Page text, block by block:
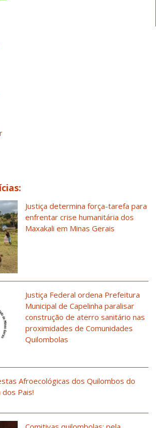
Justiça determina força-tarefa para
enfrentar crise humanitária dos
Maxakali em Minas Gerais
Justiça Federal ordena Prefeitura
Municipal de Capelinha paralisar
construção de aterro sanitário nas
proximidades de Comunidades
Quilombolas
Afroecológicas dos Quilombos do
dos Pais!